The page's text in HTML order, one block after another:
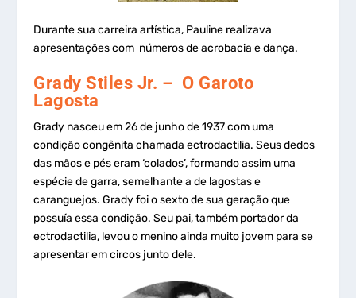
Durante sua carreira artística, Pauline realizava
apresentações com números de acrobacia e dança.
Grady Stiles Jr. – O Garoto
Lagosta
Grady nasceu em 26 de junho de 1937 com uma
condição congênita chamada ectrodactilia. Seus dedos
das mãos e pés eram ‘colados’, formando assim uma
espécie de garra, semelhante a de lagostas e
caranguejos. Grady foi o sexto de sua geração que
possuía essa condição. Seu pai, também portador da
ectrodactilia, levou o menino ainda muito jovem para se
apresentar em circos junto dele.